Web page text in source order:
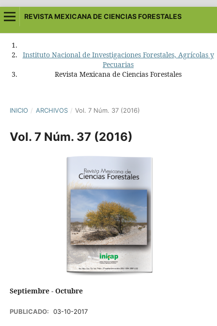
REVISTA MEXICANA DE CIENCIAS FORESTALES
Instituto Nacional de Investigaciones Forestales, Agrícolas y
Pecuarias
Revista Mexicana de Ciencias Forestales
INICIO / ARCHIVOS / Vol. 7 Núm. 37 (2016)
Vol. 7 Núm. 37 (2016)
Septiembre - Octubre
PUBLICADO: 03-10-2017